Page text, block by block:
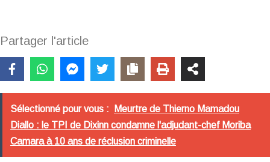
Partager l'article
Sélectionné pour vous :
Meurtre de Thierno Mamadou
Diallo : le TPI de Dixinn condamne l'adjudant-chef Moriba
Camara à 10 ans de réclusion criminelle